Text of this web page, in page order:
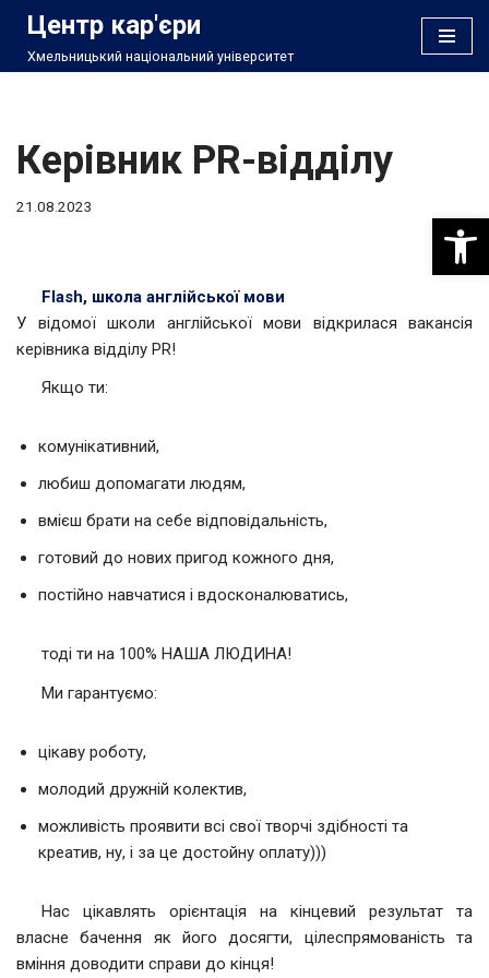
Перейти
Центр кар'єри
Хмельницький національний університет
Керівник PR-відділу
21.08.2023
Flash, школа англійської мови
У відомої школи англійської мови відкрилася вакансія
керівника відділу PR!
Якщо ти:
комунікативний,
любиш допомагати людям,
вмієш брати на себе відповідальність,
готовий до нових пригод кожного дня,
постійно навчатися і вдосконалюватись,
тоді ти на 100% НАША ЛЮДИНА!
Ми гарантуємо:
цікаву роботу,
молодий дружній колектив,
можливість проявити всі свої творчі здібності та
креатив, ну, і за це достойну оплату)))
Нас цікавлять орієнтація на кінцевий результат та
власне бачення як його досягти, цілеспрямованість та
вміння доводити справи до кінця!